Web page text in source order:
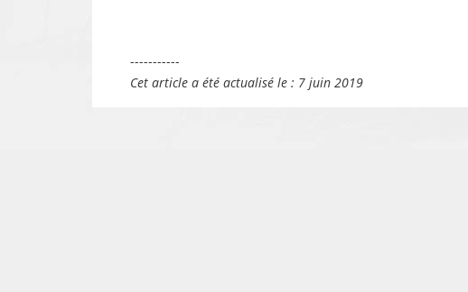
-----------
Cet article a été actualisé le : 7 juin 2019